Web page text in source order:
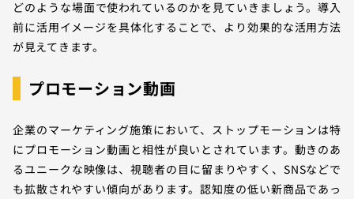
どのような場面で使われているのかを見ていきましょう。導入
前に活用イメージを具体化することで、より効果的な活用方法
が見えてきます。
プロモーション動画
企業のマーケティング施策において、ストップモーションは特
にプロモーション動画と相性が良いとされています。動きのあ
るユニークな映像は、視聴者の目に留まりやすく、SNSなどで
も拡散されやすい傾向があります。認知度の低い新商品であっ